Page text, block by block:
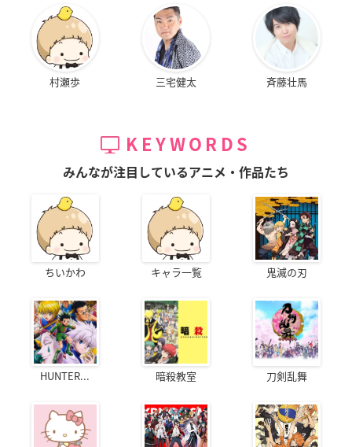
村瀬歩 三宅健太 斉藤壮馬
KEYWORDS
みんなが注目しているアニメ・作品たち
ちいかわ キャラ一覧 鬼滅の刃
HUNTER... 暗殺教室 刀剣乱舞